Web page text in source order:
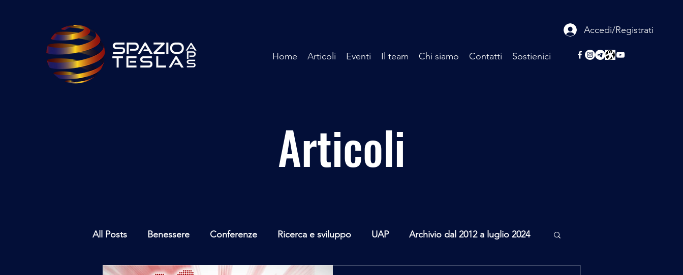
Accedi/Registrati
Home Articoli Eventi Il team Chi siamo Contatti Sostienici
Articoli
All Posts Benessere Conferenze Ricerca e sviluppo UAP Archivio dal 2012 a luglio 2024